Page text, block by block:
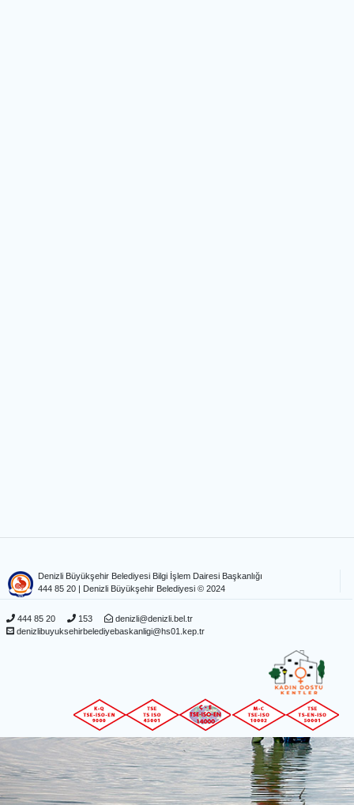
Denizli Büyükşehir Belediyesi Bilgi İşlem Dairesi Başkanlığı
444 85 20 | Denizli Büyükşehir Belediyesi © 2024
444 85 20 153
denizli@denizli.bel.tr
denizlibuyuksehirbelediyebaskanligi@hs01.kep.tr